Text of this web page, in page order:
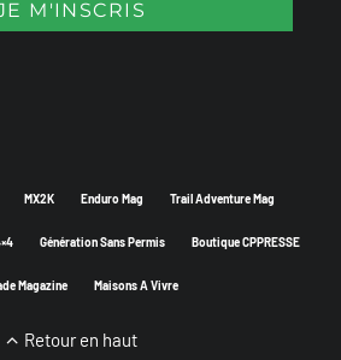
MX2K Enduro Mag Trail Adventure Mag
Génération Sans Permis Boutique CPPRESSE
Magazine Maisons A Vivre
Retour en haut